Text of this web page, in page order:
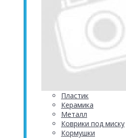
Пластик
Керамика
Металл
Коврики под миску
Кормушки